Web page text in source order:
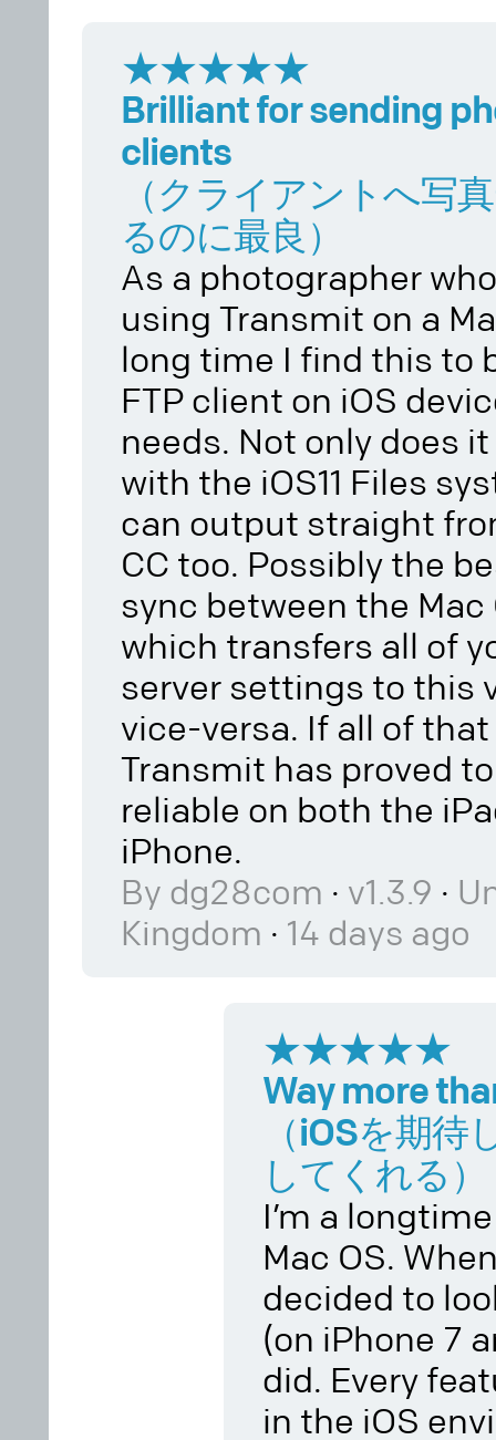
★★★★★
Brilliant for sending
clients
（クライアントへ写
るのに最良）
As a photographer
using Transmit on a
long time I find this to
FTP client on iOS
needs. Not only does
with the iOS11 Files
can output straight
CC too. Possibly the
sync between the Mac
which transfers all of
server settings to this
vice-versa. If all of that
Transmit has proved
reliable on both the
iPhone.
By dg28com · v1.3.9 ·
Kingdom · 14 days ago
★★★★★
Way more
（iOSを期
してくれる）
I’m a
Mac OS.
decided to
(on iPhone 7
did. Every
in the iOS